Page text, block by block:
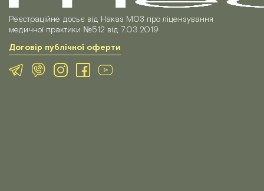
Реєстраційне досьє від Наказ МОЗ про ліцензування
медичної практики №512 від 7.03.2019
Договір публічної оферти